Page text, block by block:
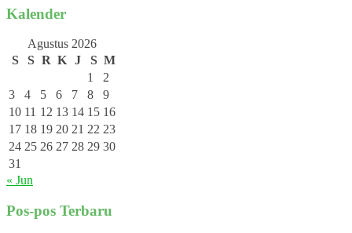
Kalender
Agustus 2026
S
S R K J S M
1
2
3
4 5 6 7 8
9
10 11 12 13 14 15 16
17 18 19 20 21 22 23
24 25 26 27 28 29 30
31
« Jun
Pos-pos Terbaru